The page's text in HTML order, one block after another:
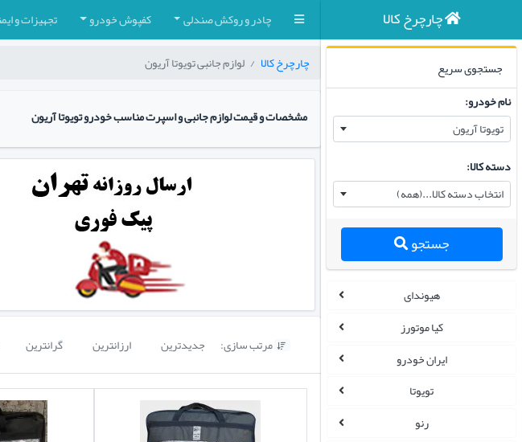
چادر و روکش صندلی کفپوش خودرو تجهیزات و چارچرخ کالا
جستجوی سریع
نام خودرو:
تویوتا آریون
دسته کالا:
انتخاب دسته کالا...(همه)
جستجو
هیوندای
کیا موتورز
ایران خودرو
تویوتا
رنو
چارچرخ کالا لوازم جانبی تویوتا آریون
مشخصات و قیمت لوازم جانبی و اسپرت مناسب خودرو تویوتا آریون
 مرتب سازی: جدیدترین ارزانترین گرانترین